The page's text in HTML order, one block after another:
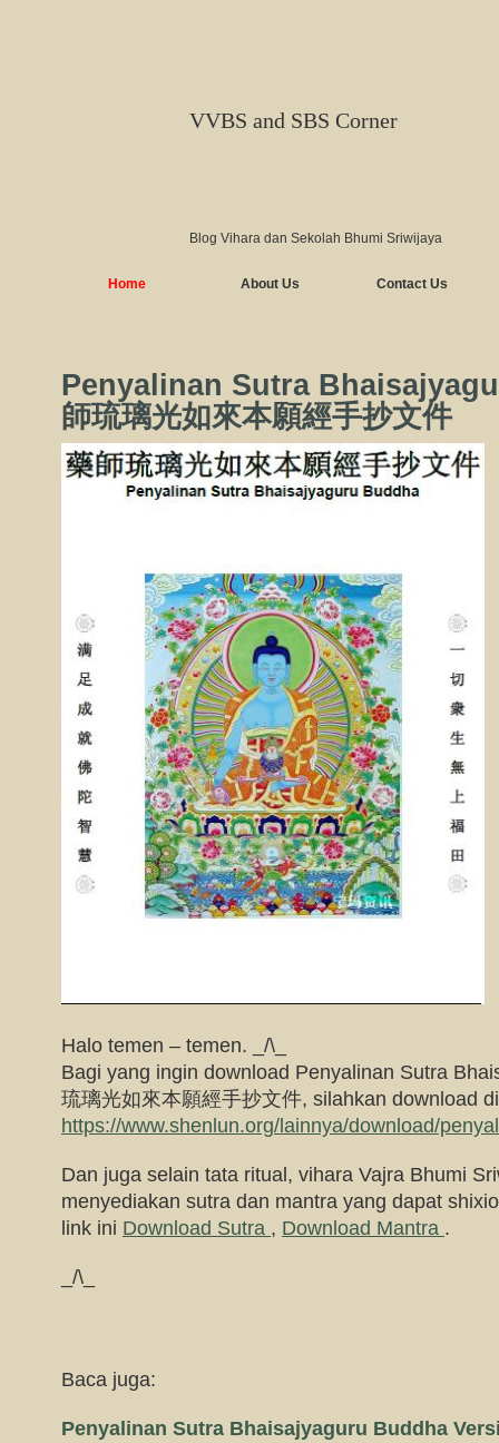
VVBS and SBS Corner
Blog Vihara dan Sekolah Bhumi Sriwijaya
Home About Us Contact Us
Penyalinan Sutra
師琉璃光如來本願經手抄文件
Halo temen – temen. _/\_
Bagi yang ingin download Penyalinan Sutra
琉璃光如來本願經手抄文件, silahkan download di
https://www.shenlun.org/lainnya/download/
Dan juga selain tata ritual, vihara Vajra Bhumi
menyediakan sutra dan mantra yang dapat
link ini Download Sutra , Download Mantra .
_/\_
Baca juga:
Penyalinan Sutra Bhaisajyaguru Buddha